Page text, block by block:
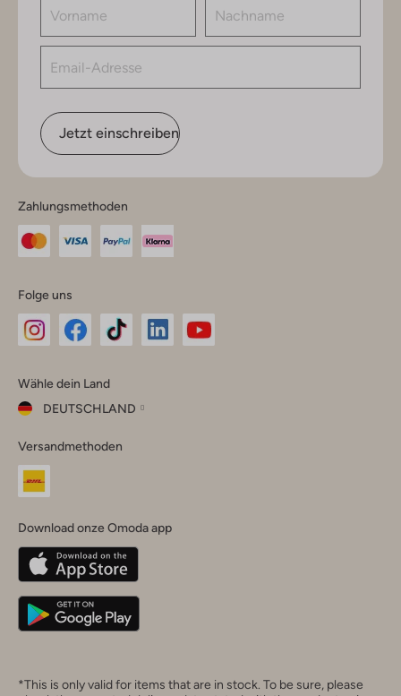
Jetzt einschreiben
Zahlungsmethoden
Folge uns
Instagram
Facebook
TikTok
Wähle dein Land
DEUTSCHLAND
dein
Land
Belgique(Français)
Deutschland
Versandmethoden
Download onze Omoda app
*This is only valid for items that are in stock. To be sure, please